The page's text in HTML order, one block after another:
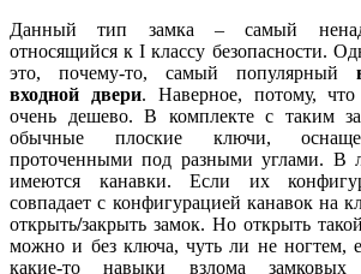
Данный тип замка – самый
относящийся к I классу безопасности.
это, почему-то, самый популярный
входной двери. Наверное, потому, что
очень дешево. В комплекте с таким
обычные плоские ключи,
проточенными под разными углами. В
имеются канавки. Если их
совпадает с конфигурацией канавок на
открыть/закрыть замок. Но открыть
можно и без ключа, чуть ли не ногтем,
какие-то навыки взлома